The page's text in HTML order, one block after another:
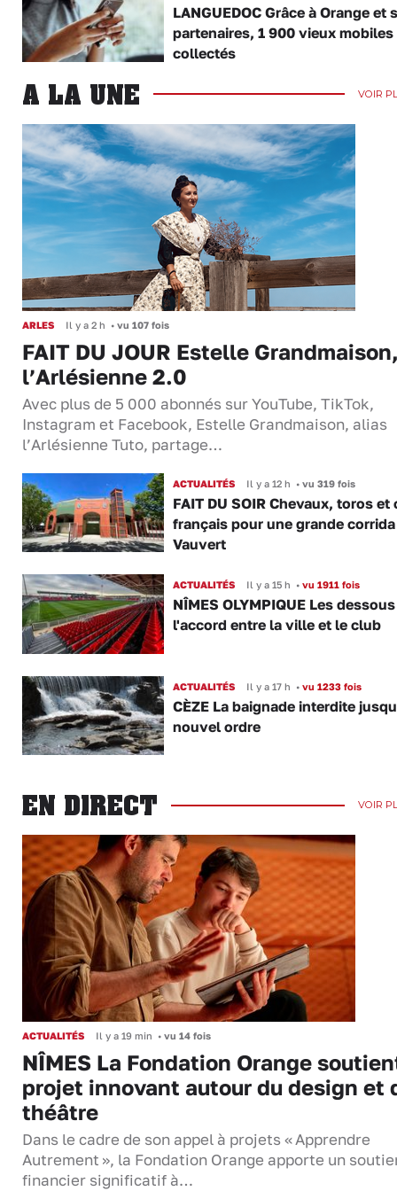
LANGUEDOC Grâce à Orange et
partenaires, 1 900 vieux mobiles
collectés
A LA UNE VOIR
ARLES Il y a 2 h • vu 107 fois
FAIT DU JOUR Estelle
l’Arlésienne 2.0
Avec plus de 5 000 abonnés sur YouTube, TikTok,
Instagram et Facebook, Estelle Grandmaison, alias
l’Arlésienne Tuto, partage…
ACTUALITÉS Il y a 12 h •vu 319 fois
FAIT DU SOIR Chevaux, toros et
français pour une grande corrida
Vauvert
ACTUALITÉS Il y a 15 h •vu 1911 fois
NÎMES OLYMPIQUE Les
l'accord entre la ville et le club
ACTUALITÉS Il y a 17 h •vu 1233 fois
CÈZE La baignade interdite
nouvel ordre
EN DIRECT VOIR
ACTUALITÉS Il y a 19 min • vu 14 fois
NÎMES La Fondation Orange
projet innovant autour du design et
théâtre
Dans le cadre de son appel à projets « Apprendre
Autrement », la Fondation Orange apporte un
financier significatif à…